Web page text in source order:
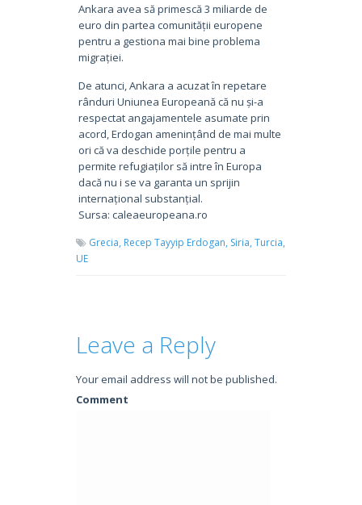
Ankara avea să primescă 3 miliarde de
euro din partea comunității europene
pentru a gestiona mai bine problema
migrației.
De atunci, Ankara a acuzat în repetare
rânduri Uniunea Europeană că nu și-a
respectat angajamentele asumate prin
acord, Erdogan amenințând de mai multe
ori că va deschide porțile pentru a
permite refugiaților să intre în Europa
dacă nu i se va garanta un sprijin
internațional substanțial.
Sursa: caleaeuropeana.ro
Grecia, Recep Tayyip Erdogan, Siria, Turcia,
UE
Leave a Reply
Your email address will not be published.
Comment